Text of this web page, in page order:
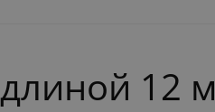
12 м